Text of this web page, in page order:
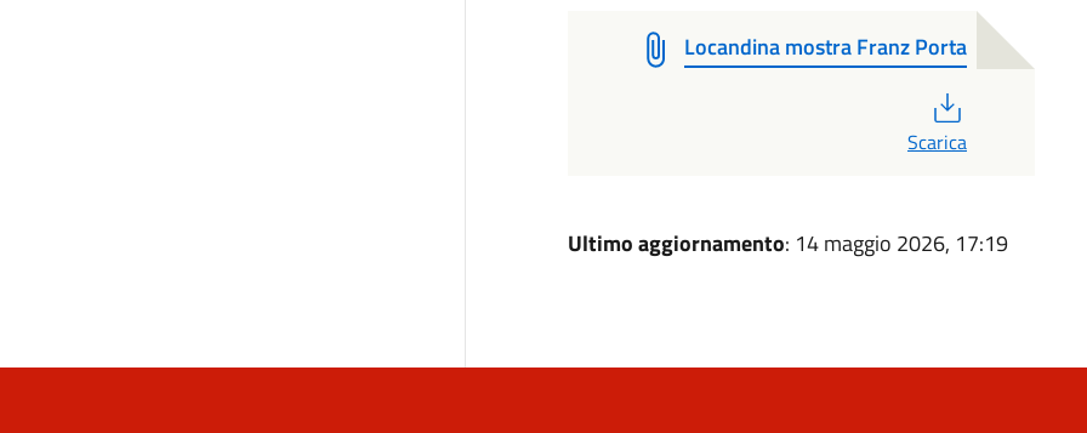
Locandina mostra Franz Porta
Scarica
Ultimo aggiornamento: 14 maggio 2026, 17:19